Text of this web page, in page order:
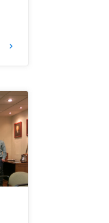
keyboard_arrow_right